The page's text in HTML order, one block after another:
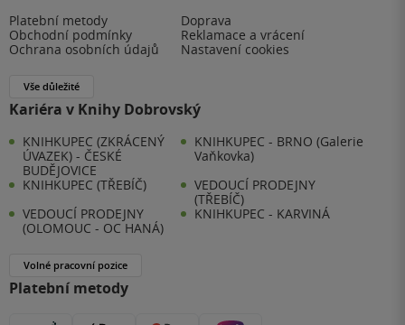
Platební metody
Doprava
Obchodní podmínky
Reklamace a vrácení
Ochrana osobních údajů
Nastavení cookies
Vše důležité
Kariéra v Knihy Dobrovský
KNIHKUPEC (ZKRÁCENÝ
ÚVAZEK) - ČESKÉ
BUDĚJOVICE
KNIHKUPEC - BRNO (Galerie
Vaňkovka)
KNIHKUPEC (TŘEBÍČ)
VEDOUCÍ PRODEJNY
(TŘEBÍČ)
VEDOUCÍ PRODEJNY
(OLOMOUC - OC HANÁ)
KNIHKUPEC - KARVINÁ
Volné pracovní pozice
Platební metody